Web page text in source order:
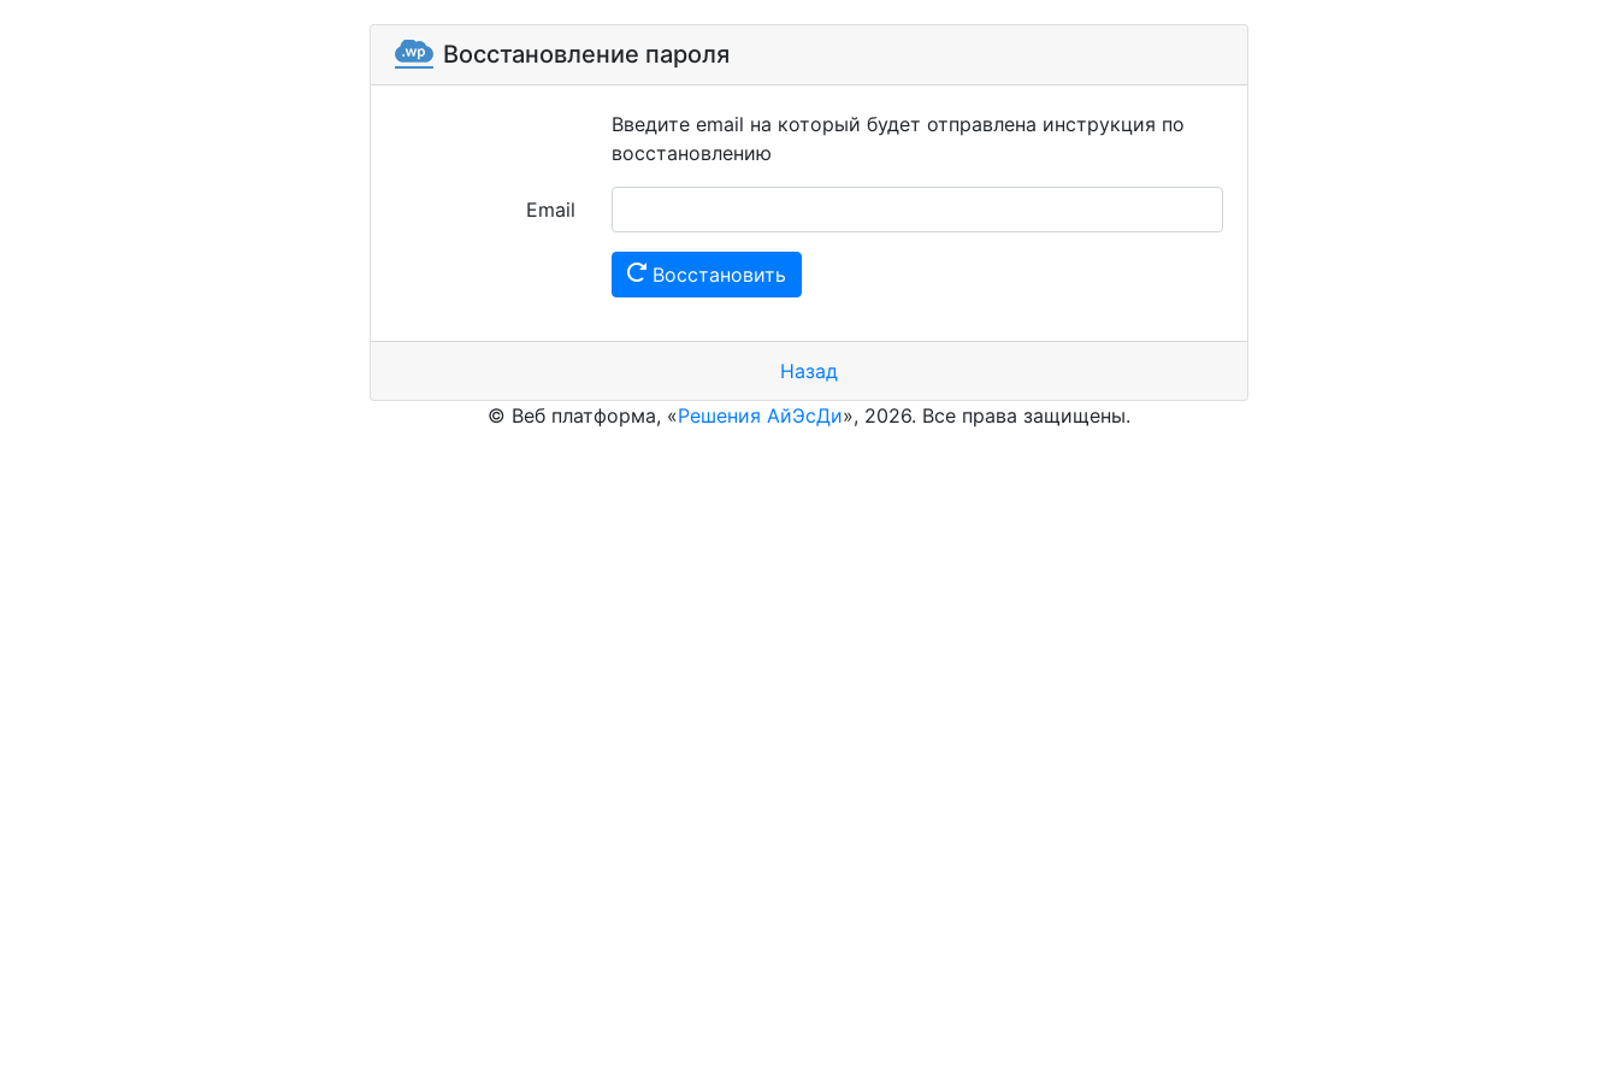
Восстановление пароля
Введите email на который будет отправлена инструкция по
восстановлению
Email
Восстановить
Назад
© Веб платформа, «Решения АйЭсДи», 2026. Все права защищены.